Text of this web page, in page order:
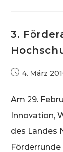
–
3.
Beitrag4. März
Am 29.
Innovation,
des Landes
Förderrunde